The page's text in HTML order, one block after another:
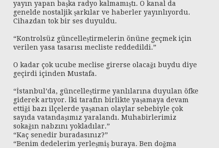
yayın yapan başka radyo kalmamıştı. O kanal da
genelde nostaljik şarkılar ve haberler yayınlıyordu.
Cihazdan tok bir ses duyuldu.
“Kontrolsüz güncelleştirmelerin önüne geçmek için
verilen yasa tasarısı mecliste reddedildi.”
O kadar çok ucube meclise girerse olacağı buydu diye
geçirdi içinden Mustafa.
“İstanbul’da, güncelleştirme yanlılarına duyulan öfke
giderek artıyor. İki tarafın birlikte yaşamaya devam
ettiği bazı ilçelerde yaşanan olaylar sebebiyle çok
sayıda vatandaşımız yaralandı. Muhabirlerimiz
sokağın nabzını yokladılar.”
“Kaç senedir buradasınız?”
“Benim dedelerim yerleşmiş buraya. Ben doğma